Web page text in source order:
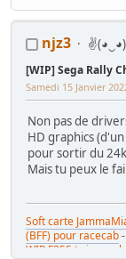
njz3
[WIP] Sega Rally
Samedi 15 Janvier
Non pas de
HD graphics
pour sortir du
Mais tu peux le
Soft carte
(BFF) pour racecab-
WIP F355 twin